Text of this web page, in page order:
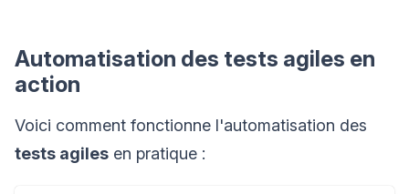
Automatisation des tests agiles en
action
Voici comment fonctionne l'automatisation des
tests agiles en pratique :